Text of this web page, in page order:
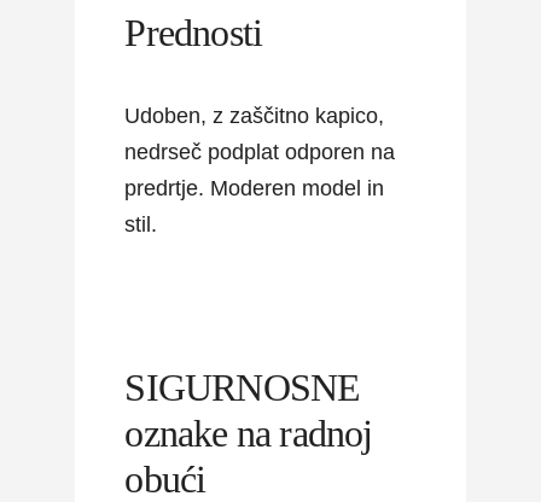
Prednosti
Udoben, z zaščitno kapico,
nedrseč podplat odporen na
predrtje. Moderen model in
stil.
SIGURNOSNE
oznake na radnoj
obući